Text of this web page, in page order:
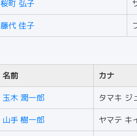
桜町 弘子
藤代 佳子
名前 カナ
玉木 潤一郎 タマキ ジ
山手 樹一郎 ヤマテ キ